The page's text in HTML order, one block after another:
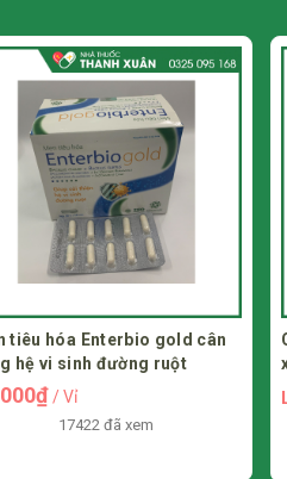
thuốc điều trị các bệnh về
khớp
hệ
14698 đã xem